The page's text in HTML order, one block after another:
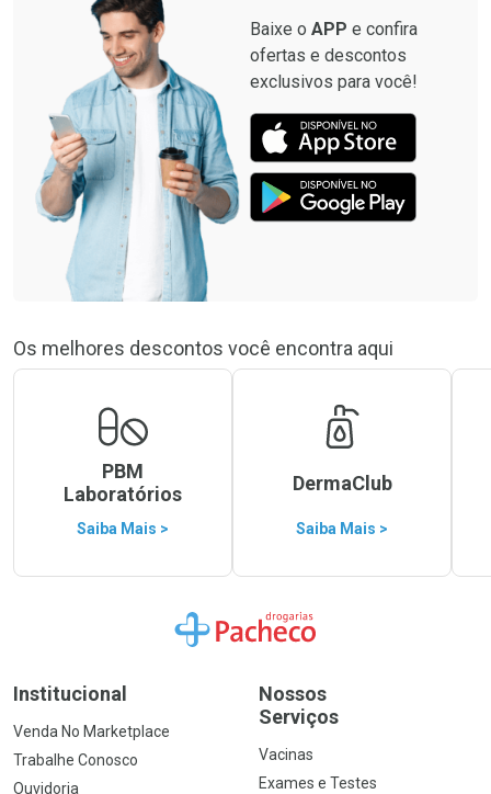
Baixe o APP e confira
ofertas e descontos
exclusivos para você!
Os melhores descontos você encontra aqui
PBM
Laboratórios
Saiba Mais >
DermaClub
Saiba Mais >
Ir para a Home
Institucional
Venda No Marketplace
Trabalhe Conosco
Ouvidoria
Nossos
Serviços
Vacinas
Exames e Testes